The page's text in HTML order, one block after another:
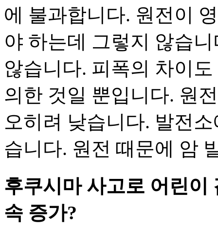
에 불과합니다. 원전이
야 하는데 그렇지 않습
않습니다. 피폭의 차이
의한 것일 뿐입니다. 원
오히려 낮습니다. 발전
습니다. 원전 때문에 암
후쿠시마 사고로 어린이
속 증가?